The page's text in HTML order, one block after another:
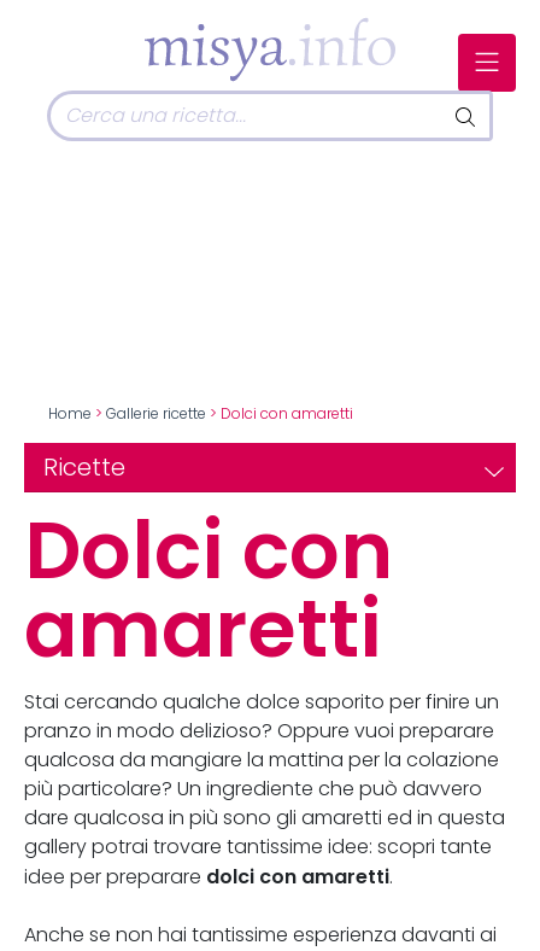
Home > Gallerie ricette > Dolci con amaretti
Ricette
Dolci con
amaretti
Stai cercando qualche dolce saporito per finire un
pranzo in modo delizioso? Oppure vuoi preparare
qualcosa da mangiare la mattina per la colazione
più particolare? Un ingrediente che può davvero
dare qualcosa in più sono gli amaretti ed in questa
gallery potrai trovare tantissime idee: scopri tante
idee per preparare dolci con amaretti.
Anche se non hai tantissime esperienza davanti ai